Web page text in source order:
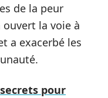
de la peur
la voie à
a exacerbé les
pour